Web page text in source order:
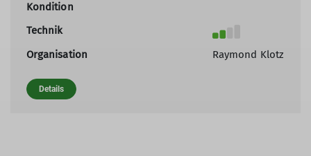
Kondition
Technik
Organisation
Raymond Klotz
Details